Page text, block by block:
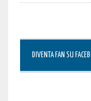
DIVENTA FAN SU